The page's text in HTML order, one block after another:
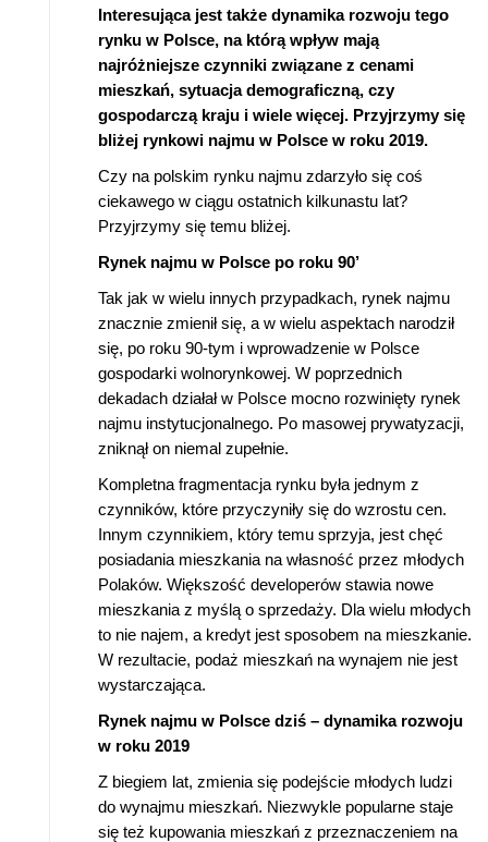
Interesująca jest także dynamika rozwoju tego
rynku w Polsce, na którą wpływ mają
najróżniejsze czynniki związane z cenami
mieszkań, sytuacja demograficzną, czy
gospodarczą kraju i wiele więcej. Przyjrzymy się
bliżej rynkowi najmu w Polsce w roku 2019.
Czy na polskim rynku najmu zdarzyło się coś
ciekawego w ciągu ostatnich kilkunastu lat?
Przyjrzymy się temu bliżej.
Rynek najmu w Polsce po roku 90’
Tak jak w wielu innych przypadkach, rynek najmu
znacznie zmienił się, a w wielu aspektach narodził
się, po roku 90-tym i wprowadzenie w Polsce
gospodarki wolnorynkowej. W poprzednich
dekadach działał w Polsce mocno rozwinięty rynek
najmu instytucjonalnego. Po masowej prywatyzacji,
zniknął on niemal zupełnie.
Kompletna fragmentacja rynku była jednym z
czynników, które przyczyniły się do wzrostu cen.
Innym czynnikiem, który temu sprzyja, jest chęć
posiadania mieszkania na własność przez młodych
Polaków. Większość developerów stawia nowe
mieszkania z myślą o sprzedaży. Dla wielu młodych
to nie najem, a kredyt jest sposobem na mieszkanie.
W rezultacie, podaż mieszkań na wynajem nie jest
wystarczająca.
Rynek najmu w Polsce dziś – dynamika rozwoju
w roku 2019
Z biegiem lat, zmienia się podejście młodych ludzi
do wynajmu mieszkań. Niezwykle popularne staje
się też kupowania mieszkań z przeznaczeniem na